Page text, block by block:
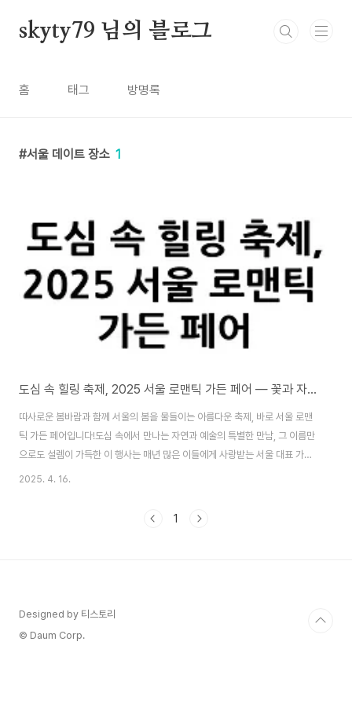
skyty79 님의 블로그
홈 태그 방명록
서울 데이트 장소 1
도심 속 힐링 축제, 2025 서울 로맨틱 가든 페어 — 꽃과 자연이 선사하는 감성 여행
따사로운 봄바람과 함께 서울의 봄을 물들이는 아름다운 축제, 바로 서울 로맨
틱 가든 페어입니다!도심 속에서 만나는 자연과 예술의 특별한 만남, 그 이름만
으로도 설렘이 가득한 이 행사는 매년 많은 이들에게 사랑받는 서울 대표 가드
닝 페스티벌입니다. 오늘은 서울 로맨틱 가든 페어에 대해 꼼꼼히 소개해드릴
란? 서울 로맨틱 가든 페어는 식물, 꽃, 원예용품을 주제로 한정원 문화 축제로,
2025. 4. 16.
1
Designed by 티스토리
© Daum Corp.